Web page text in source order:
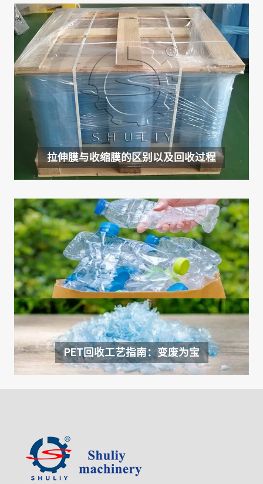
拉伸膜与收缩膜的区别以及回收过程
PET回收工艺指南：变废为宝